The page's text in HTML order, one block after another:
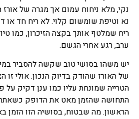
נקי, מלא ניחוח עמום אך מגרה של אורז
נא וטיפת שומשום קלוי. לא ריח חד או
ריח שמלטף אותך בקצה הזיכרון, כמו
ערב, רגע אחרי הגשם.
יש משהו בסושי טוב שקשה להסביר
של האורז שהודק בדיוק הנכון. אולי זו
הטרייה שמונחת עליו כמו ענן דקיק על
התחושה שהזמן מאט את הדופק
הראשון. מה שבטוח, בסושיה הזו הזמן